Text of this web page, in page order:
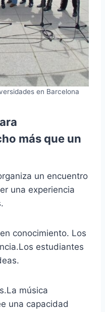
en Barcelona
más que un
un encuentro
una experiencia
conocimiento. Los
estudiantes
música
una capacidad